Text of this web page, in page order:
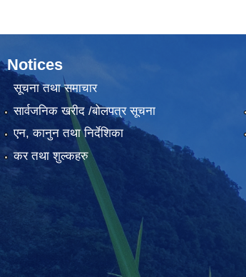
Notices
सूचना तथा समाचार
सार्वजनिक खरीद /बोलपत्र सूचना
एन, कानुन तथा निर्देशिका
कर तथा शुल्कहरु